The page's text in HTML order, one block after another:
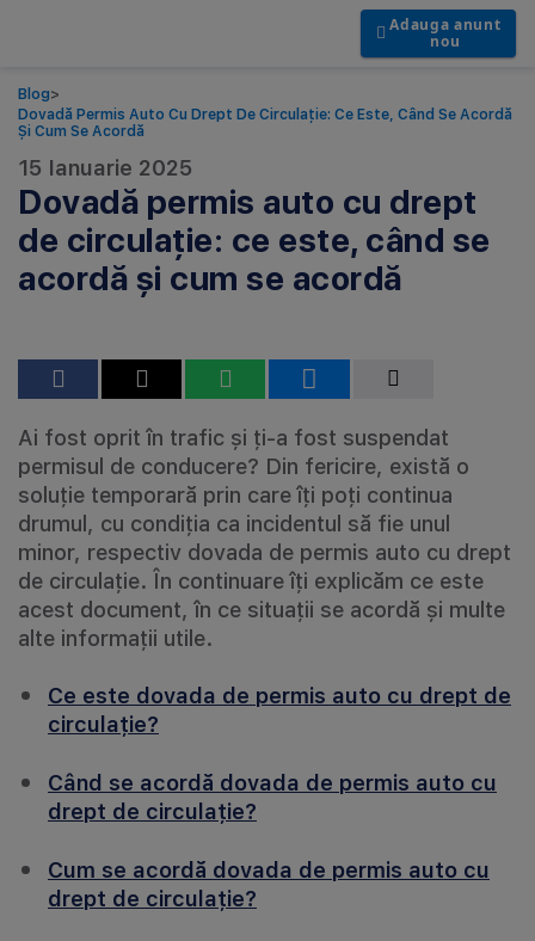
Adauga anunt
nou
Blog>
Dovadă Permis Auto Cu Drept De Circulație: Ce Este, Când Se Acordă
Și Cum Se Acordă
15 Ianuarie 2025
Dovadă permis auto cu drept
de circulație: ce este, când se
acordă și cum se acordă
Ai fost oprit în trafic și ți-a fost suspendat
permisul de conducere? Din fericire, există o
soluție temporară prin care îți poți continua
drumul, cu condiția ca incidentul să fie unul
minor, respectiv dovada de permis auto cu drept
de circulație. În continuare îți explicăm ce este
acest document, în ce situații se acordă și multe
alte informații utile.
Ce este dovada de permis auto cu drept de
circulație?
Când se acordă dovada de permis auto cu
drept de circulație?
Cum se acordă dovada de permis auto cu
drept de circulație?